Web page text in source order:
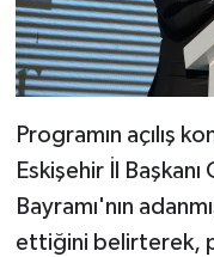
Programın açılış
Eskişehir İl
Bayramı'nın
ettiğini belirterek,